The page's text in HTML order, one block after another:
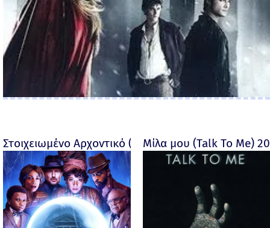
Στοιχειωμένο Αρχοντικό (Haunted Mansion) - 2023
Μίλα μου (Talk To Me)